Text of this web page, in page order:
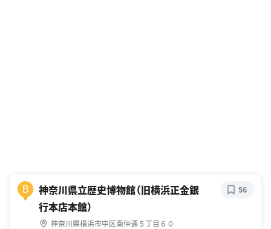
B
神奈川県立歴史博物館（旧横浜正金銀
行本店本館）
神奈川県横浜市中区南仲通５丁目６０
56